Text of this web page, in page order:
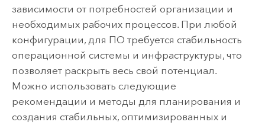
зависимости от потребностей организации и
необходимых рабочих процессов. При любой
конфигурации, для ПО требуется стабильность
операционной системы и инфраструктуры, что
позволяет раскрыть весь свой потенциал.
Можно использовать следующие
рекомендации и методы для планирования и
создания стабильных, оптимизированных и